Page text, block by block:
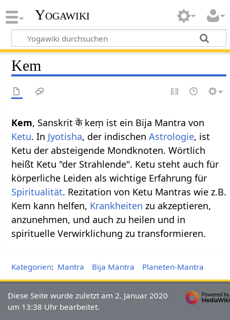
Yogawiki
Kem
Kem, Sanskrit कें keṃ ist ein Bija Mantra von
Ketu. In Jyotisha, der indischenAstrologie, ist
Ketu der absteigende Mondknoten. Wörtlich
heißt Ketu "der Strahlende". Ketu steht auch für
körperliche Leiden als wichtige Erfahrung für
Spiritualität. Rezitation von Ketu Mantras wie z.B.
Kem kann helfen, Krankheiten zu akzeptieren,
anzunehmen, und auch zu heilen und in
spirituelle Verwirklichung zu transformieren.
Kategorien: Mantra Bija Mantra Planeten-Mantra
Diese Seite wurde zuletzt am 2. Januar 2020
um 13:38 Uhr bearbeitet.